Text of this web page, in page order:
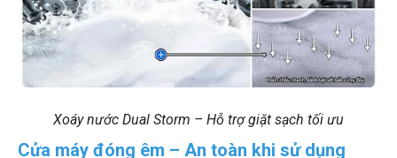
Xoáy nước Dual Storm – Hỗ trợ giặt sạch tối ưu
Cửa máy đóng êm – An toàn khi sử dụng